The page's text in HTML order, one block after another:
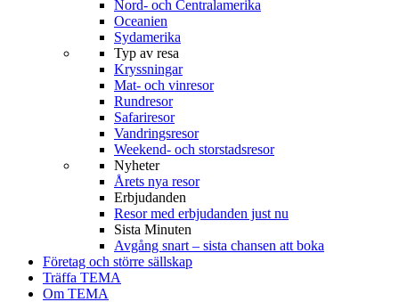
Nord- och Centralamerika
Oceanien
Sydamerika
Typ av resa
Kryssningar
Mat- och vinresor
Rundresor
Safariresor
Vandringsresor
Weekend- och storstadsresor
Nyheter
Årets nya resor
Erbjudanden
Resor med erbjudanden just nu
Sista Minuten
Avgång snart – sista chansen att boka
Företag och större sällskap
Träffa TEMA
Om TEMA